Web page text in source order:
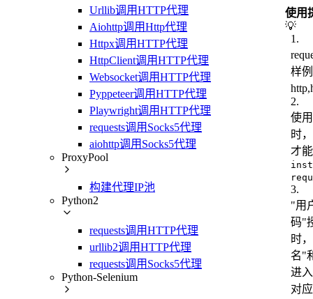
Urllib调用HTTP代理
Aiohttp调用Http代理
Httpx调用HTTP代理
HttpClient调用HTTP代理
Websocket调用HTTP代理
Pyppeteer调用HTTP代理
Playwright调用HTTP代理
requests调用Socks5代理
aiohttp调用Socks5代理
ProxyPool
构建代理IP池
Python2
requests调用HTTP代理
urllib2调用HTTP代理
requests调用Socks5代理
Python-Selenium
使用
💡
1.
样
2.
使用
时
才
3.
"用
码"
时
名"
进
对